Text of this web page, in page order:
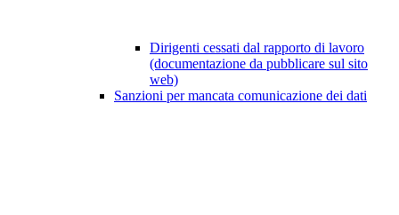
Dirigenti cessati dal rapporto di lavoro
(documentazione da pubblicare sul sito
web)
Sanzioni per mancata comunicazione dei dati